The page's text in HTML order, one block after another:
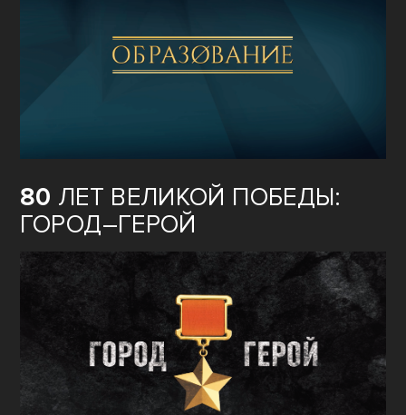
80 ЛЕТ ВЕЛИКОЙ ПОБЕДЫ:
ГОРОД–ГЕРОЙ